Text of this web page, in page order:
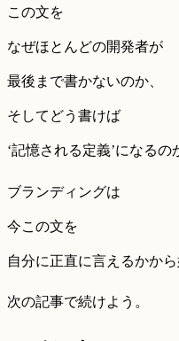
この文を
なぜほとんどの開発者が
最後まで書かないのか、
そしてどう書けば
‘記憶される定義’になるの
ブランディングは
今この文を
自分に正直に言えるかから
次の記事で続けよう。